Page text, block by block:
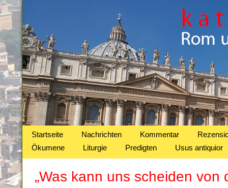
Startseite Nachrichten Kommentar
Ökumene
Liturgie Predigten Usus antiquior
„Was kann uns scheiden von